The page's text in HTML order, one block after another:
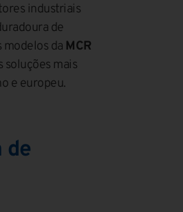
industriais
de
da MCR
soluções mais
e europeu.
de